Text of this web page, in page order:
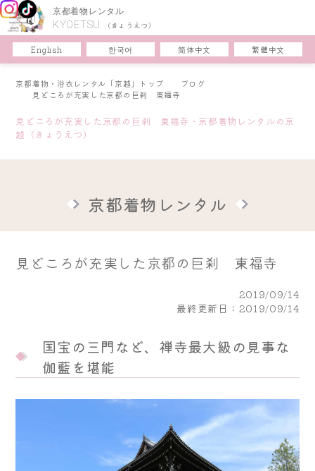
京都着物レンタル
KYOETSU (きょうえつ)
English 한국어 简体中文 繁體中文
京都着物・浴衣レンタル「京越」トップ
ブログ
見どころが充実した京都の巨刹 東福寺
見どころが充実した京都の巨刹 東福寺 - 京都着物レンタルの京
越（きょうえつ）
京都着物レンタル
見どころが充実した京都の巨刹 東福寺
2019/09/14
最終更新日：2019/09/14
国宝の三門など、禅寺最大級の見事な
伽藍を堪能